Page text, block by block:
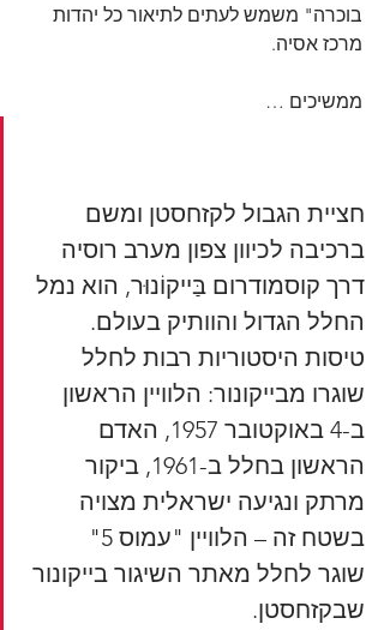
בוכרה" משמש לעתים לתיאור כל יהדות
מרכז אסיה.
ממשיכים …
חציית הגבול לקזחסטן ומשם
ברכיבה לכיוון צפון מערב רוסיה
דרך קוסמודרום בַּייקוֹנוּר, הוא נמל
החלל הגדול והוותיק בעולם.
טיסות היסטוריות רבות לחלל
שוגרו מבייקונור: הלוויין הראשון
ב-4 באוקטובר 1957, האדם
הראשון בחלל ב-1961, ביקור
מרתק ונגיעה ישראלית מצויה
בשטח זה – הלוויין "עמוס 5"
שוגר לחלל מאתר השיגור בייקונור
שבקזחסטן.